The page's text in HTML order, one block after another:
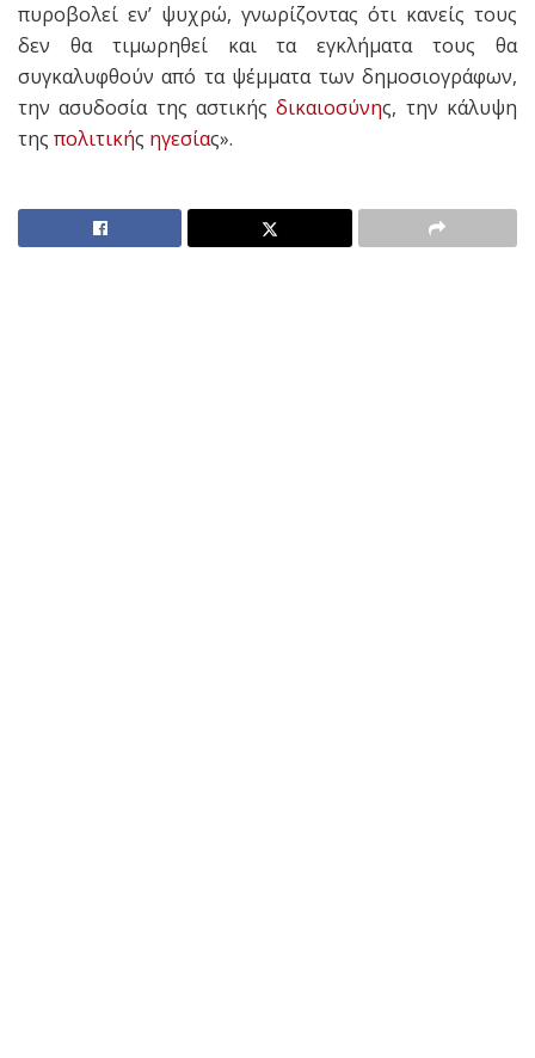
πυροβολεί εν’ ψυχρώ, γνωρίζοντας ότι κανείς τους
δεν θα τιμωρηθεί και τα εγκλήματα τους θα
συγκαλυφθούν από τα ψέμματα των δημοσιογράφων,
την ασυδοσία της αστικήςδικαιοσύνης, την κάλυψη
της πολιτικής ηγεσίας».